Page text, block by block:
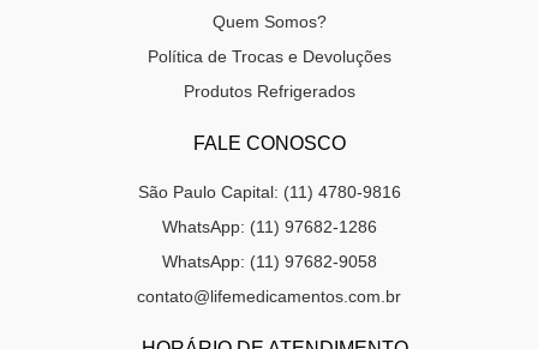
Quem Somos?
Política de Trocas e Devoluções
Produtos Refrigerados
FALE CONOSCO
São Paulo Capital: (11) 4780-9816
WhatsApp: (11) 97682-1286
WhatsApp: (11) 97682-9058
contato@lifemedicamentos.com.br